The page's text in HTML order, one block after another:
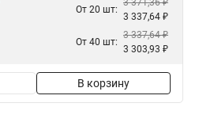
От 20 шт:
3 371,36 ₽
3 337,64 ₽
От 40 шт:
3 337,64 ₽
3 303,93 ₽
В корзину